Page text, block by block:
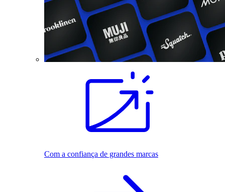
Com a confiança de grandes marcas